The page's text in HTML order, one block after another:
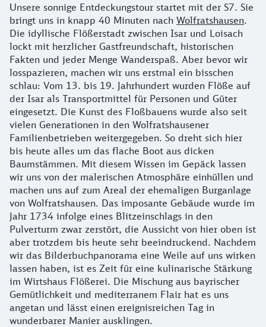
Unsere sonnige Entdeckungstour startet mit der S7. Sie
bringt uns in knapp 40 Minuten nach Wolfratshausen.
Die idyllische Flößerstadt zwischen Isar und Loisach
lockt mit herzlicher Gastfreundschaft, historischen
Fakten und jeder Menge Wanderspaß. Aber bevor wir
losspazieren, machen wir uns erstmal ein bisschen
schlau: Vom 13. bis 19. Jahrhundert wurden Flöße auf
der Isar als Transportmittel für Personen und Güter
eingesetzt. Die Kunst des Floßbauens wurde also seit
vielen Generationen in den Wolfratshausener
Familienbetrieben weitergegeben. So dreht sich hier
bis heute alles um das flache Boot aus dicken
Baumstämmen. Mit diesem Wissen im Gepäck lassen
wir uns von der malerischen Atmosphäre einhüllen und
machen uns auf zum Areal der ehemaligen Burganlage
von Wolfratshausen. Das imposante Gebäude wurde im
Jahr 1734 infolge eines Blitzeinschlags in den
Pulverturm zwar zerstört, die Aussicht von hier oben ist
aber trotzdem bis heute sehr beeindruckend. Nachdem
wir das Bilderbuchpanorama eine Weile auf uns wirken
lassen haben, ist es Zeit für eine kulinarische Stärkung
im Wirtshaus Flößerei. Die Mischung aus bayrischer
Gemütlichkeit und mediterranem Flair hat es uns
angetan und lässt einen ereignisreichen Tag in
wunderbarer Manier ausklingen.